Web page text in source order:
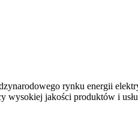
rynku energii
wysokiej jakości produktów i